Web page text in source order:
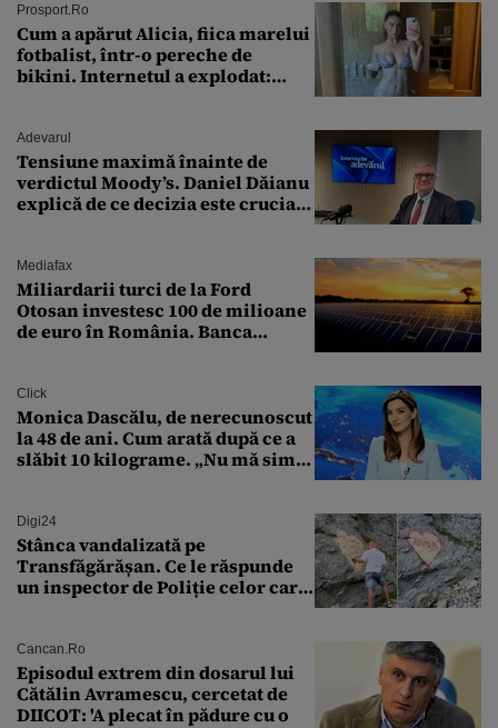
Prosport.ro
Cum a apărut Alicia, fiica marelui
fotbalist, într-o pereche de
bikini. Internetul a explodat:
Adevarul
Tensiune maximă înainte de
verdictul Moody’s. Daniel Dăianu
explică de ce decizia este crucială
Mediafax
Miliardarii turci de la Ford
Otosan investesc 100 de milioane
de euro în România. Banca
Click
Monica Dascălu, de nerecunoscut
la 48 de ani. Cum arată după ce a
slăbit 10 kilograme. „Nu mă simt
Digi24
Stânca vandalizată pe
Transfăgărășan. Ce le răspunde
un inspector de Poliție celor care
Cancan.ro
Episodul extrem din dosarul lui
Cătălin Avramescu, cercetat de
DIICOT: 'A plecat în pădure cu o